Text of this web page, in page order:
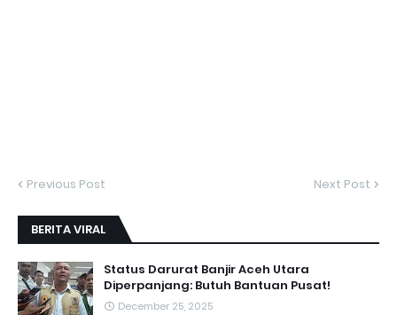
Previous Post Next Post
BERITA VIRAL
Status Darurat Banjir Aceh Utara
Diperpanjang: Butuh Bantuan Pusat!
December 25, 2025